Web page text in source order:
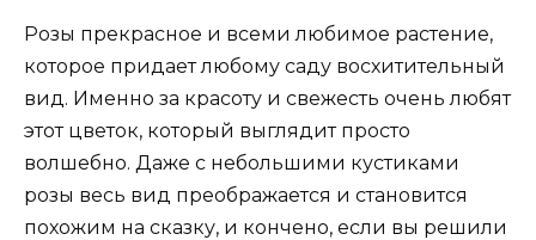
Розы прекрасное и всеми любимое растение,
которое придает любому саду восхитительный
вид. Именно за красоту и свежесть очень любят
этот цветок, который выглядит просто
волшебно. Даже с небольшими кустиками
розы весь вид преображается и становится
похожим на сказку, и кончено, если вы решили